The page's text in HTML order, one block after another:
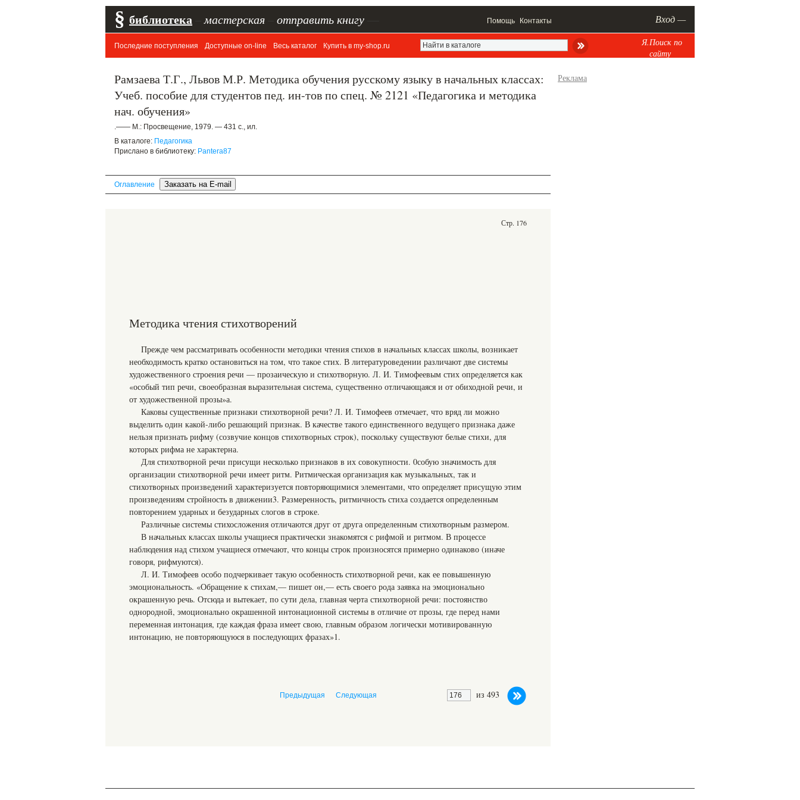
§ библиотека мастерская отправить книгу Помощь Контакты Вход —
Последние поступления Доступные on-line Весь каталог Купить в my-shop.ru
Я.Поиск по
сайту
Рамзаева Т.Г., Львов М.Р. Методика обучения русскому языку в начальных классах:
Учеб. пособие для студентов пед. ин-тов по спец. № 2121 «Педагогика и методика
нач. обучения»
.—— М.: Просвещение, 1979. — 431 с., ил.
В каталоге: Педагогика
Прислано в библиотеку: Pantera87
Оглавление
Стр. 176
Методика чтения стихотворений
Прежде чем рассматривать особенности методики чтения стихов в начальных классах школы, возникает
необходимость кратко остановиться на том, что такое стих. В литературоведении различают две системы
художественного строения речи — прозаическую и стихотворную. Л. И. Тимофеевым стих определяется как
«особый тип речи, своеобразная выразительная система, существенно отличающаяся и от обиходной речи, и
от художественной прозы»а.
Каковы существенные признаки стихотворной речи? Л. И. Тимофеев отмечает, что вряд ли можно
выделить один какой-либо решающий признак. В качестве такого единственного ведущего признака даже
нельзя признать рифму (созвучие концов стихотворных строк), поскольку существуют белые стихи, для
которых рифма не характерна.
Для стихотворной речи присущи несколько признаков в их совокупности. 0собую значимость для
организации стихотворной речи имеет ритм. Ритмическая организация как музыкальных, так и
стихотворных произведений характеризуется повторяющимися элементами, что определяет присущую этим
произведениям стройность в движении3. Размеренность, ритмичность стиха создается определенным
повторением ударных и безударных слогов в строке.
Различные системы стихосложения отличаются друг от друга определенным стихотворным размером.
В начальных классах школы учащиеся практически знакомятся с рифмой и ритмом. В процессе
наблюдения над стихом учащиеся отмечают, что концы строк произносятся примерно одинаково (иначе
говоря, рифмуются).
Л. И. Тимофеев особо подчеркивает такую особенность стихотворной речи, как ее повышенную
эмоциональность. «Обращение к стихам,— пишет он,— есть своего рода заявка на эмоционально
окрашенную речь. Отсюда и вытекает, по сути дела, главная черта стихотворной речи: постоянство
однородной, эмоционально окрашенной интонационной системы в отличие от прозы, где перед нами
переменная интонация, где каждая фраза имеет свою, главным образом логически мотивированную
интонацию, не повторяющуюся в последующих фразах»1.
из 493
Предыдущая Следующая
Реклама